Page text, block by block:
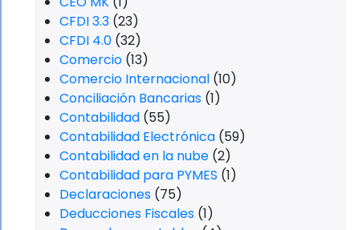
CFDI 3.3 (23)
CFDI 4.0 (32)
Comercio (13)
Comercio Internacional (10)
Conciliación Bancarias (1)
Contabilidad (55)
Contabilidad Electrónica (59)
Contabilidad en la nube (2)
Contabilidad para PYMES (1)
Declaraciones (75)
Deducciones Fiscales (1)